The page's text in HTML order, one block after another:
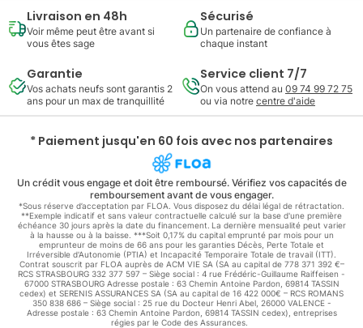
Livraison en 48h
Voir même peut être avant si
vous êtes sage
Sécurisé
Un partenaire de confiance à
chaque instant
Garantie
Vos achats neufs sont garantis 2
ans pour un max de tranquillité
Service client 7/7
On vous attend au 09 74 99 72 75
ou via notre centre d'aide
* Paiement jusqu'en 60 fois avec nos partenaires
Un crédit vous engage et doit être remboursé. Vérifiez vos capacités de
remboursement avant de vous engager.
*Sous réserve d’acceptation par FLOA. Vous disposez du délai légal de rétractation.
**Exemple indicatif et sans valeur contractuelle calculé sur la base d'une première
échéance 30 jours après la date du financement. La dernière mensualité peut varier
à la hausse ou à la baisse. ***Soit 0,17% du capital emprunté par mois pour un
emprunteur de moins de 66 ans pour les garanties Décès, Perte Totale et
Irréversible d'Autonomie (PTIA) et Incapacité Temporaire Totale de travail (ITT).
Contrat souscrit par FLOA auprès de ACM VIE SA (SA au capital de 778 371 392 €–
RCS STRASBOURG 332 377 597 – Siège social : 4 rue Frédéric-Guillaume Raiffeisen -
67000 STRASBOURG Adresse postale : 63 Chemin Antoine Pardon, 69814 TASSIN
cedex) et SERENIS ASSURANCES SA (SA au capital de 16 422 000€ – RCS ROMANS
350 838 686 – Siège social : 25 rue du Docteur Henri Abel, 26000 VALENCE -
Adresse postale : 63 Chemin Antoine Pardon, 69814 TASSIN cedex), entreprises
régies par le Code des Assurances.